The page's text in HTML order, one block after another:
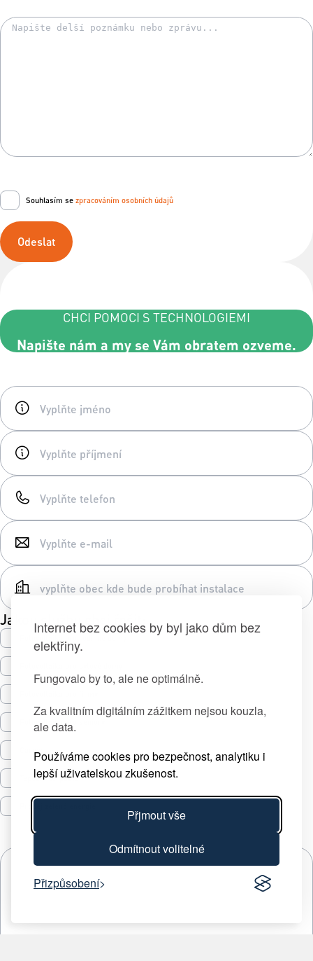
Internet bez cookies by byl jako dům bez
elektřiny.
Fungovalo by to, ale ne optimálně.
Za kvalitním digitálním zážitkem nejsou kouzla,
ale data.
Používáme cookies pro bezpečnost, analytiku i
lepší uživatelskou zkušenost.
Přjmout vše
Odmítnout volitelné
Přizpůsobení
Souhlasím se zpracováním osobních údajů
Odeslat
CHCI POMOCI S TECHNOLOGIEMI
Napište nám a my se Vám obratem ozveme.
Jakou službu chci řešit:
Fotovoltaika pro seniory
Tepelná čerpadla